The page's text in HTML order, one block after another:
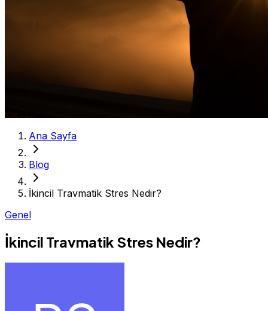
Ana Sayfa
Blog
İkincil Travmatik Stres Nedir?
Genel
İkincil Travmatik Stres Nedir?